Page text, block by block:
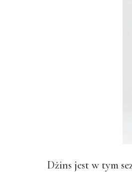
Dżins jest w tym